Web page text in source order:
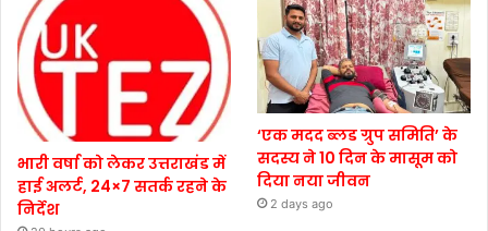
भारी वर्षा को लेकर उत्तराखंड में
हाई अलर्ट, 24×7 सतर्क रहने के
निर्देश
‘एक मदद ब्लड ग्रुप समिति’ के
सदस्य ने 10 दिन के मासूम को
दिया नया जीवन
2 days ago